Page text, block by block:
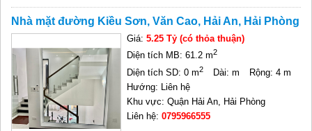
Nhà mặt đường Kiều Sơn, Văn Cao, Hải An, Hải Phòng
Giá:5.25 Tỷ (có thỏa thuận)
Diện tích MB: 61.2 m2
Diện tích SD: 0 m2 Dài: m
Rộng: 4 m
Hướng: Liên hệ
Khu vực: Quận Hải An, Hải Phòng
Liên hệ:0795966555